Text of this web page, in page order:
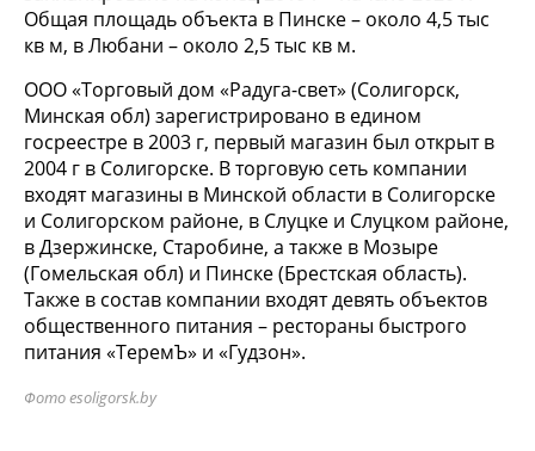
Общая площадь объекта в Пинске – около 4,5 тыс
кв м, в Любани – около 2,5 тыс кв м.
ООО «Торговый дом «Радуга-свет» (Солигорск,
Минская обл) зарегистрировано в едином
госреестре в 2003 г, первый магазин был открыт в
2004 г в Солигорске. В торговую сеть компании
входят магазины в Минской области в Солигорске
и Солигорском районе, в Слуцке и Слуцком районе,
в Дзержинске, Старобине, а также в Мозыре
(Гомельская обл) и Пинске (Брестская область).
Также в состав компании входят девять объектов
общественного питания – рестораны быстрого
питания «ТеремЪ» и «Гудзон».
Фото esoligorsk.by